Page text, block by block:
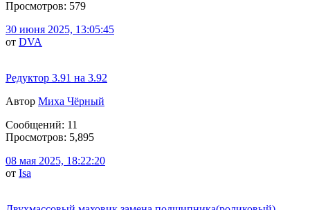
Просмотров: 579
30 июня 2025, 13:05:45
от DVA
Редуктор 3.91 на 3.92
Автор Миха Чёрный
Сообщений: 11
Просмотров: 5,895
08 мая 2025, 18:22:20
от Isa